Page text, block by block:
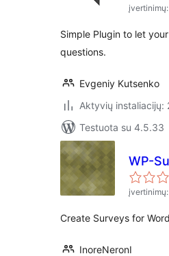
įvertinimų:
Simple Plugin to let
questions.
Evgeniy Kutsenko
Aktyvių instaliacijų:
Testuota su 4.5.33
WP-
Create Surveys for
InoreNeronI